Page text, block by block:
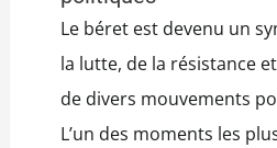
Le béret est devenu un
la lutte, de la résistance
de divers mouvements
L’un des moments les